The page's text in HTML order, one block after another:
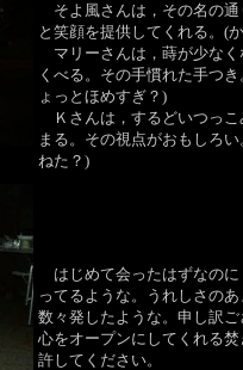
そよ風さんは，その名の通
と笑顔を提供してくれる。(
マリーさんは，蒔が少なく
くべる。その手慣れた手つ
ょっとほめすぎ？)
Ｋさんは，するどいつっこ
まる。その視点がおもしろ
ねた？)
はじめて会ったはずなの
ってるような。うれしさの
数々発したような。申し訳
心をオープンにしてくれる
許してください。